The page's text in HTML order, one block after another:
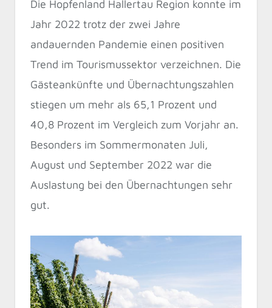
Die Hopfenland Hallertau Region konnte im
Jahr 2022 trotz der zwei Jahre
andauernden Pandemie einen positiven
Trend im Tourismussektor verzeichnen. Die
Gästeankünfte und Übernachtungszahlen
stiegen um mehr als 65,1 Prozent und
40,8 Prozent im Vergleich zum Vorjahr an.
Besonders im Sommermonaten Juli,
August und September 2022 war die
Auslastung bei den Übernachtungen sehr
gut.